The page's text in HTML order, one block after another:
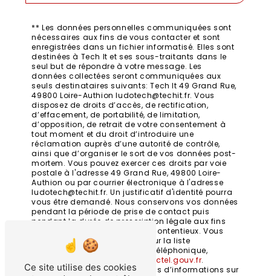
** Les données personnelles communiquées sont
nécessaires aux fins de vous contacter et sont
enregistrées dans un fichier informatisé. Elles sont
destinées à Tech It et ses sous-traitants dans le
seul but de répondre à votre message. Les
données collectées seront communiquées aux
seuls destinataires suivants: Tech It 49 Grand Rue,
49800 Loire-Authion ludotech@techit.fr. Vous
disposez de droits d’accès, de rectification,
d’effacement, de portabilité, de limitation,
d’opposition, de retrait de votre consentement à
tout moment et du droit d’introduire une
réclamation auprès d’une autorité de contrôle,
ainsi que d’organiser le sort de vos données post-
mortem. Vous pouvez exercer ces droits par voie
postale à l'adresse 49 Grand Rue, 49800 Loire-
Authion ou par courrier électronique à l'adresse
ludotech@techit.fr. Un justificatif d'identité pourra
vous être demandé. Nous conservons vos données
pendant la période de prise de contact puis
pendant la durée de prescription légale aux fins
probatoires et de gestion des contentieux. Vous
avez le droit de vous inscrire sur la liste
d'opposition au démarchage téléphonique,
Bloctel.gouv.fr.
Consultez le site cnil.fr pour plus d’informations sur
Ce site utilise des cookies